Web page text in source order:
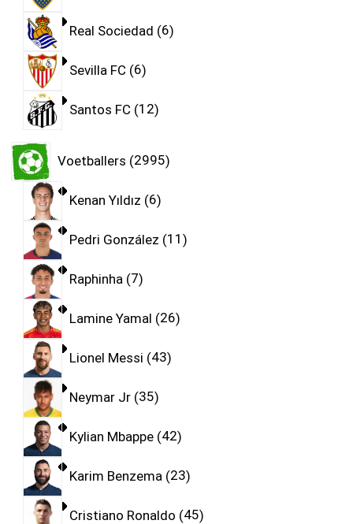
Real Sociedad 6
Sevilla FC 6
Santos FC 12
Voetballers 2995
Kenan Yıldız 6
Pedri González 11
Raphinha 7
Lamine Yamal 26
Lionel Messi 43
Neymar Jr 35
Kylian Mbappe 42
Karim Benzema 23
Cristiano Ronaldo 45